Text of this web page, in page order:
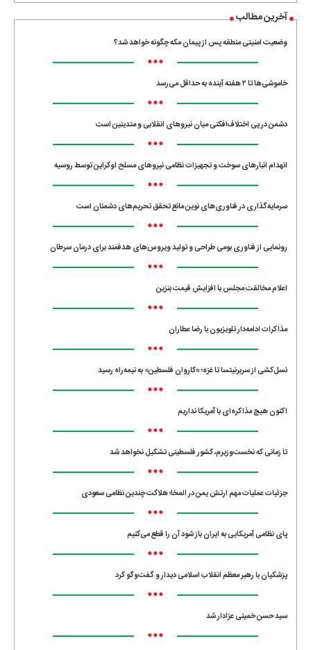
آخرین مطالب
وضعیت امنیتی منطقه پس از پیمان مکه چگونه خواهد شد؟
•••
خاموشی‌ها تا ۲ هفته آینده به حداقل می‌رسد
•••
دشمن در پی اختلاف‌افکنی میان نیروهای انقلابی و متدینین است
•••
انهدام انبارهای سوخت و تجهیزات نظامی نیروهای مسلح اوکراین توسط روسیه
•••
سرمایه‌گذاری در فناوری‌های نوین مانع تحقق تحریم‌های دشمنان است
•••
رونمایی از فناوری بومی طراحی و تولید ویروس‌های هدفمند برای درمان سرطان
•••
اعلام مخالفت مجلس با افزایش قیمت بنزین
•••
مذاکرات ادامه‌دار تلویزیون با رضا عطاران
•••
نسل‌کشی از سربرنیتسا تا غزه؛ «کاروان فلسطین» به نیمه‌راه رسید
•••
اکنون هیچ مذاکره‌ای با آمریکا نداریم
•••
تا زمانی که نخست‌وزیرم، کشور فلسطینی تشکیل نخواهد شد
•••
جزئیات عملیات مهم ارتش یمن در المخا؛ هلاکت چندین نظامی سعودی
•••
پای نظامی آمریکایی به ایران باز شود آن را قطع می‌کنیم
•••
پزشکیان با رهبر معظم انقلاب اسلامی دیدار و گفت‌وگو کرد
•••
سید حسن خمینی عزادار شد
•••